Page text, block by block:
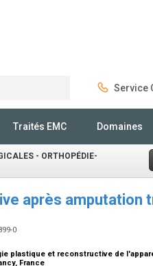
Service
Traités EMC Domaines
- ORTHOPÉDIE-
après amputation
0
plastique et reconstructive de
France